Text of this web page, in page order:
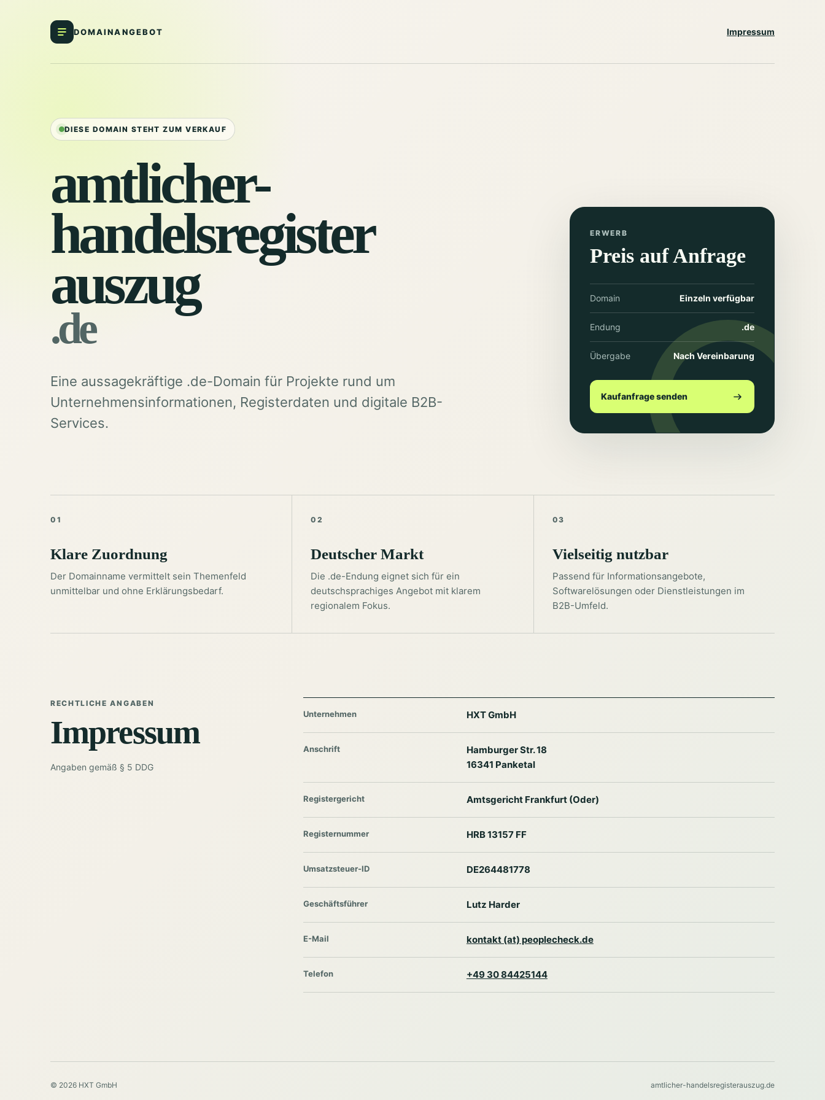
DOMAINANGEBOT Impressum
DIESE DOMAIN STEHT ZUM VERKAUF
amtlicher-
handelsregister
auszug
.de
Eine aussagekräftige .de-Domain für Projekte rund um
Unternehmensinformationen, Registerdaten und digitale B2B-
Services.
ERWERB
Preis auf Anfrage
Domain Einzeln verfügbar
Endung .de
Übergabe Nach Vereinbarung
Kaufanfrage senden
01
Klare Zuordnung
Der Domainname vermittelt sein Themenfeld
unmittelbar und ohne Erklärungsbedarf.
02
Deutscher Markt
Die .de-Endung eignet sich für ein
deutschsprachiges Angebot mit klarem
regionalem Fokus.
03
Vielseitig nutzbar
Passend für Informationsangebote,
Softwarelösungen oder Dienstleistungen im
B2B-Umfeld.
RECHTLICHE ANGABEN
Impressum
Angaben gemäß § 5 DDG
Unternehmen HXT GmbH
Anschrift
Hamburger Str. 18
16341 Panketal
Registergericht Amtsgericht Frankfurt (Oder)
Registernummer HRB 13157 FF
Umsatzsteuer-ID DE264481778
Geschäftsführer Lutz Harder
E-Mail kontakt (at) peoplecheck.de
Telefon +49 30 84425144
© 2026 HXT GmbH amtlicher-handelsregisterauszug.de